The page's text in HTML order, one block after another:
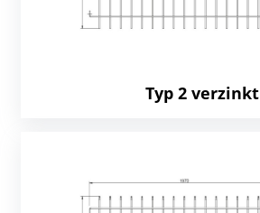
Typ 2 verzinkt